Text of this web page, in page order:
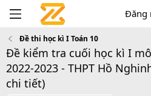
Đăng
Đề thi học kì I Toán 10
Đề kiểm tra cuối học kì I
2022-2023 - THPT Hồ
chi tiết)